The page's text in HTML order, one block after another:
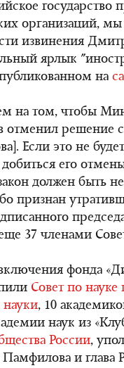
государство
организаций,
извинения
ярлык
на
на том, чтобы
отменил решение
Если это не
его
должен быть
признан
37 членами
фонда
Совет по
науки, 10
наук из
России,
Памфилова и глава